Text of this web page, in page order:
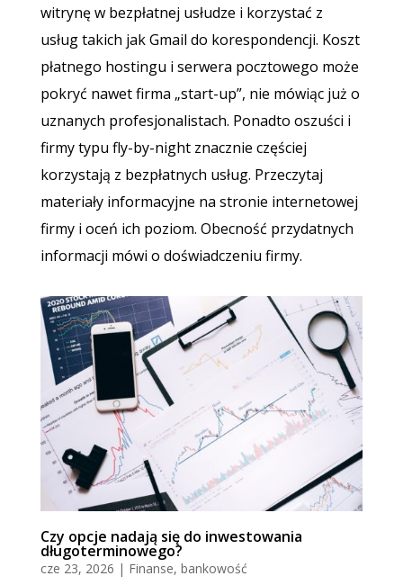
witrynę w bezpłatnej usłudze i korzystać z
usług takich jak Gmail do korespondencji. Koszt
płatnego hostingu i serwera pocztowego może
pokryć nawet firma „start-up”, nie mówiąc już o
uznanych profesjonalistach. Ponadto oszuści i
firmy typu fly-by-night znacznie częściej
korzystają z bezpłatnych usług. Przeczytaj
materiały informacyjne na stronie internetowej
firmy i oceń ich poziom. Obecność przydatnych
informacji mówi o doświadczeniu firmy.
Czy opcje nadają się do inwestowania
długoterminowego?
cze 23, 2026 | Finanse, bankowość